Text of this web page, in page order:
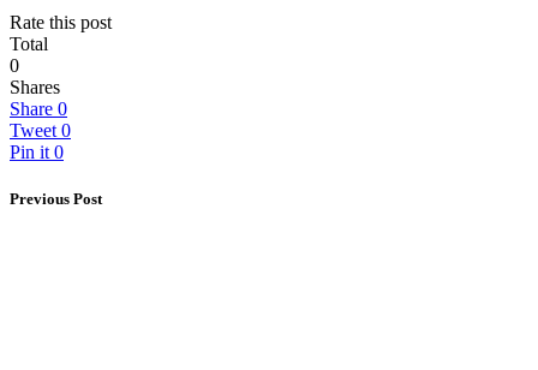
Rate this post
Total
0
Shares
Share 0
Tweet 0
Pin it 0
Previous Post